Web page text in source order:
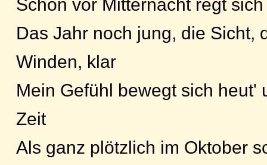
Schon vor Mitternacht regt
Das Jahr noch jung, die Sicht,
Winden, klar
Mein Gefühl bewegt sich heut'
Zeit
Als ganz plötzlich im Oktober